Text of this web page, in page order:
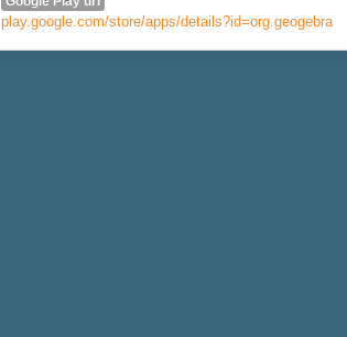
play.google.com/store/apps/details?id=org.geogebra